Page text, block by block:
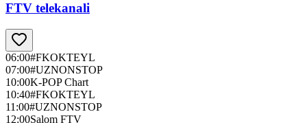
FTV telekanali
06:00#FKOKTEYL
07:00#UZNONSTOP
10:00K-POP Chart
10:40#FKOKTEYL
11:00#UZNONSTOP
12:00Salom FTV